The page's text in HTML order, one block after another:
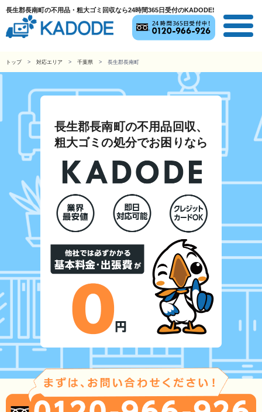
長生郡長南町の不用品・粗大ゴミ回収なら24時間365日受付のKADODE!
トップ 対応エリア 千葉県 長生郡長南町
長生郡長南町の不用品回収、
粗大ゴミの処分でお困りなら